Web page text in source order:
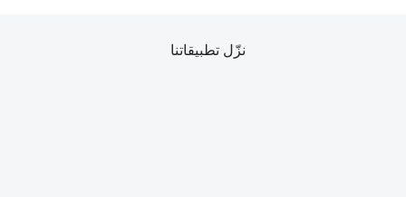
نزّل تطبيقاتنا